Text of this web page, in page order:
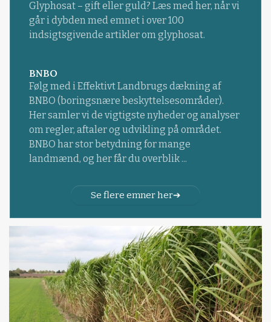
Glyphosat – gift eller guld? Læs med her, når vi
går i dybden med emnet i over 100
indsigtsgivende artikler om glyphosat.
BNBO
Følg med i Effektivt Landbrugs dækning af
BNBO (boringsnære beskyttelsesområder).
Her samler vi de vigtigste nyheder og analyser
om regler, aftaler og udvikling på området.
BNBO har stor betydning for mange
landmænd, og her får du overblik ...
Se flere emner her